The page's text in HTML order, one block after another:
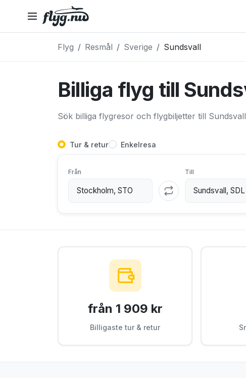
Flyg Resmål Sverige Sundsvall
Billiga flyg till
Sök billiga flygresor och flygbiljetter till Sundsvall
Tur & retur Enkelresa
Från Till
från 1 909 kr
Billigaste tur & retur